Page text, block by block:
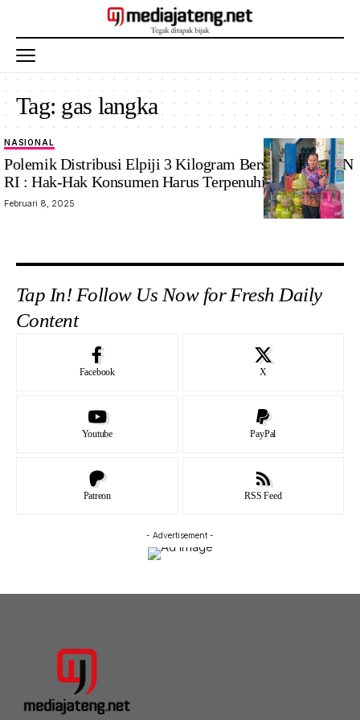
Tag: gas langka
Ketua BPKN M
Mufti Mubarok
saat
mengontrol
Mediajateng.net/
Humas BPKN
NASIONAL
Polemik Distribusi Elpiji 3 Kilogram Bersubsidi. BPKN
RI : Hak-Hak Konsumen Harus Terpenuhi
Februari 8, 2025
Tap In! Follow Us Now for Fresh Daily
Content
Facebook X
Youtube PayPal
Patreon RSS Feed
- Advertisement -